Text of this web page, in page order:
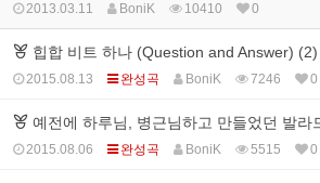
2013.03.11 BoniK 10410 0
힙합 비트 하나 (Question and Answer) (2)
2015.08.13 완성곡 BoniK 7246 0
예전에 하루님, 병근님하고 만들었던 발라
2015.08.06 완성곡 BoniK 5515 0